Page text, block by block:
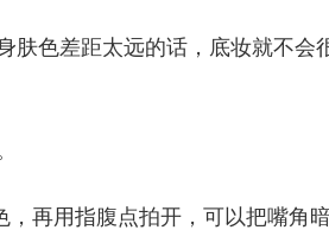
肤色差距太远的话，底妆就不会
再用指腹点拍开，可以把嘴角